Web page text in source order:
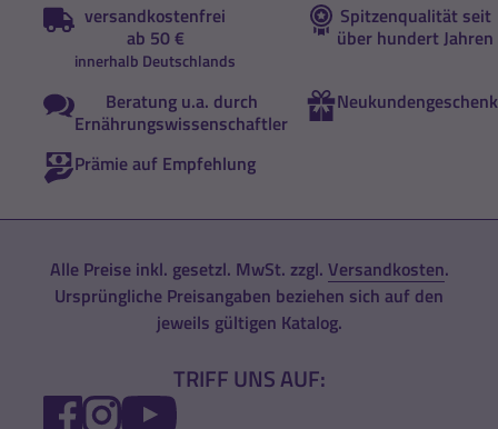
versandkostenfrei
ab 50 €
innerhalb Deutschlands
Spitzenqualität seit
über hundert Jahren
Beratung u.a. durch
Ernährungswissenschaftler
Neukundengeschenk
Prämie auf Empfehlung
Alle Preise inkl. gesetzl. MwSt. zzgl. Versandkosten.
Ursprüngliche Preisangaben beziehen sich auf den
jeweils gültigen Katalog.
TRIFF UNS AUF:
FACEBOOK
INSTAGRAM
YOUTUBE